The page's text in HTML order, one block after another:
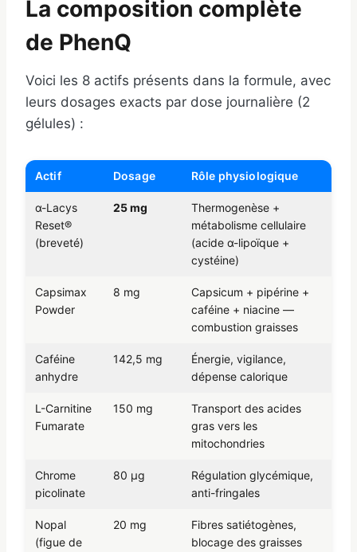
La composition complète
de PhenQ
Voici les 8 actifs présents dans la formule, avec
leurs dosages exacts par dose journalière (2
gélules) :
Actif Dosage Rôle physiologique
α-Lacys
Reset®
(breveté)
25 mg
Thermogenèse +
métabolisme cellulaire
(acide α-lipoïque +
cystéine)
Capsimax
Powder
8 mg
Capsicum + pipérine +
caféine + niacine —
combustion graisses
Caféine
anhydre
142,5 mg
Énergie, vigilance,
dépense calorique
L-Carnitine
Fumarate
150 mg
Transport des acides
gras vers les
mitochondries
Chrome
picolinate
80 µg
Régulation glycémique,
anti-fringales
Nopal
(figue de
20 mg
Fibres satiétogènes,
blocage des graisses